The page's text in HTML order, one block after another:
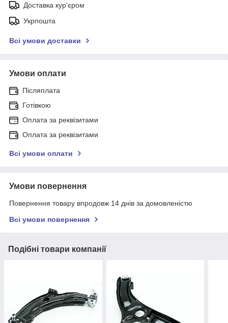
Доставка кур'єром
Укрпошта
Всі умови доставки
Умови оплати
Післяплата
Готівкою
Оплата за реквізитами
Оплата за реквізитами
Всі умови оплати
Умови повернення
Повернення товару впродовж 14 днів за домовленістю
Всі умови повернення
Подібні товари компанії